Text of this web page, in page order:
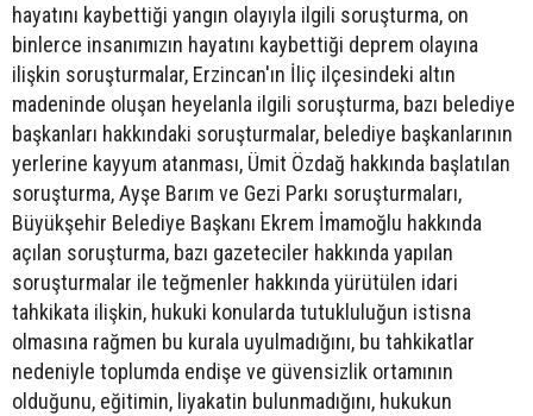
hayatını kaybettiği yangın olayıyla ilgili soruşturma, on
binlerce insanımızın hayatını kaybettiği deprem olayına
ilişkin soruşturmalar, Erzincan'ın İliç ilçesindeki altın
madeninde oluşan heyelanla ilgili soruşturma, bazı belediye
başkanları hakkındaki soruşturmalar, belediye başkanlarının
yerlerine kayyum atanması, Ümit Özdağ hakkında başlatılan
soruşturma, Ayşe Barım ve Gezi Parkı soruşturmaları,
Büyükşehir Belediye Başkanı Ekrem İmamoğlu hakkında
açılan soruşturma, bazı gazeteciler hakkında yapılan
soruşturmalar ile teğmenler hakkında yürütülen idari
tahkikata ilişkin, hukuki konularda tutukluluğun istisna
olmasına rağmen bu kurala uyulmadığını, bu tahkikatlar
nedeniyle toplumda endişe ve güvensizlik ortamının
olduğunu, eğitimin, liyakatin bulunmadığını, hukukun